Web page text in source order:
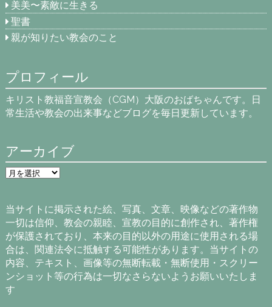
美美〜素敵に生きる
聖書
親が知りたい教会のこと
プロフィール
キリスト教福音宣教会（CGM）大阪のおばちゃんです。日
常生活や教会の出来事などブログを毎日更新しています。
アーカイブ
ア
ー
ブ
当サイトに掲示された絵、写真、文章、映像などの著作物
一切は信仰、教会の親睦、宣教の目的に創作され、著作権
が保護されており、本来の目的以外の用途に使用される場
合は、関連法令に抵触する可能性があります。当サイトの
内容、テキスト、画像等の無断転載・無断使用・スクリー
ンショット等の行為は一切なさらないようお願いいたしま
す